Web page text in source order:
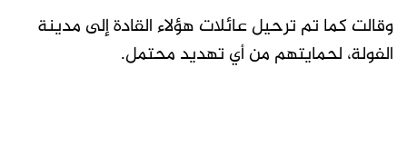
وقالت كما تم ترحيل عائلات هؤلاء القادة إلى مدينة
الفولة، لحمايتهم من أي تهديد محتمل.